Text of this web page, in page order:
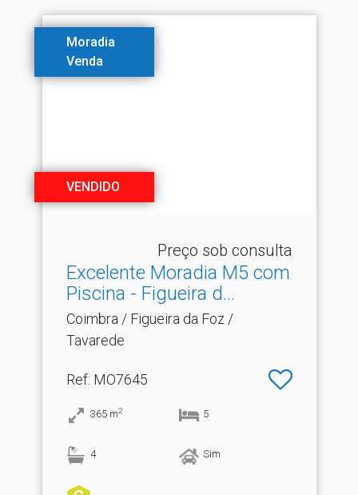
Moradia
Venda
VENDIDO
Preço sob consulta
Excelente Moradia M5 com
Piscina - Figueira d.​..
Coimbra / Figueira da Foz /
Tavarede
Ref: MO7645
365 m2 5
4 Sim